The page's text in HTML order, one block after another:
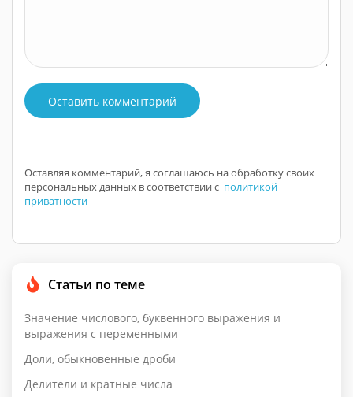
Оставить комментарий
Оставляя комментарий, я соглашаюсь на обработку своих
персональных данных в соответствии с политикой
приватности
Статьи по теме
Значение числового, буквенного выражения и
выражения с переменными
Доли, обыкновенные дроби
Делители и кратные числа